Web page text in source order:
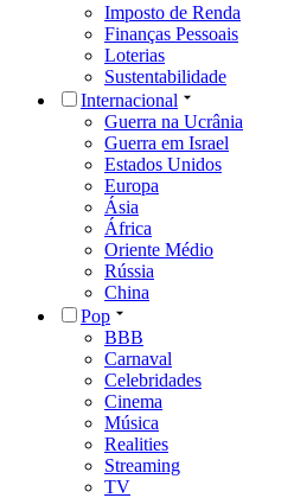
Imposto de Renda
Finanças Pessoais
Loterias
Sustentabilidade
Internacional
Guerra na Ucrânia
Guerra em Israel
Estados Unidos
Europa
Ásia
África
Oriente Médio
Rússia
China
Pop
BBB
Carnaval
Celebridades
Cinema
Música
Realities
Streaming
TV